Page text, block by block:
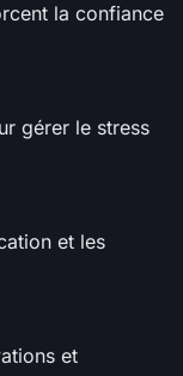
la confiance
gérer le stress
et les
et